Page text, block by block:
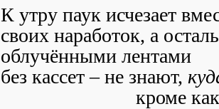
К утру паук исчезает
своих наработок, а
облучёнными лентами
без кассет – не знают,
кроме